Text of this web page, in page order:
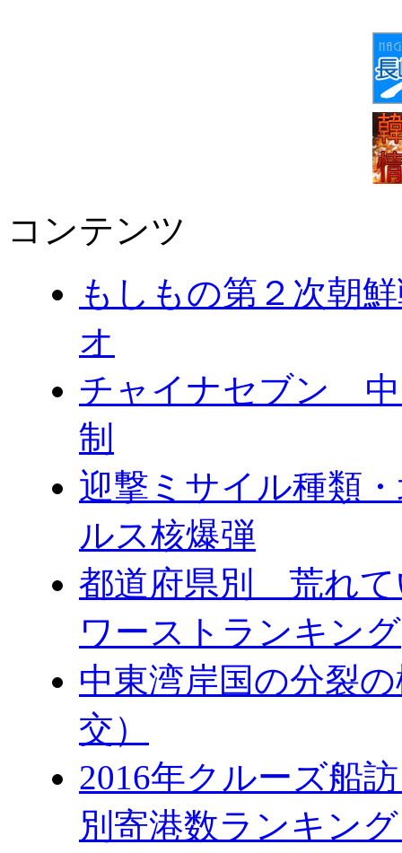
コンテンツ
もしもの第２次朝
オ
チャイナセブン
制
迎撃ミサイル種類
ルス核爆弾
都道府県別 荒れて
ワーストランキング
中東湾岸国の分裂
交）
2016年クルーズ船
別寄港数ランキン